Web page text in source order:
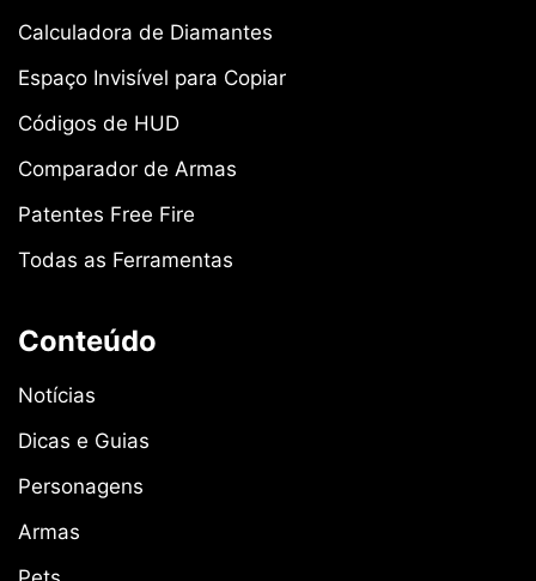
Calculadora de Diamantes
Espaço Invisível para Copiar
Códigos de HUD
Comparador de Armas
Patentes Free Fire
Todas as Ferramentas
Conteúdo
Notícias
Dicas e Guias
Personagens
Armas